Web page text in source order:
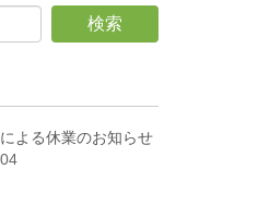
よる休業のお知らせ